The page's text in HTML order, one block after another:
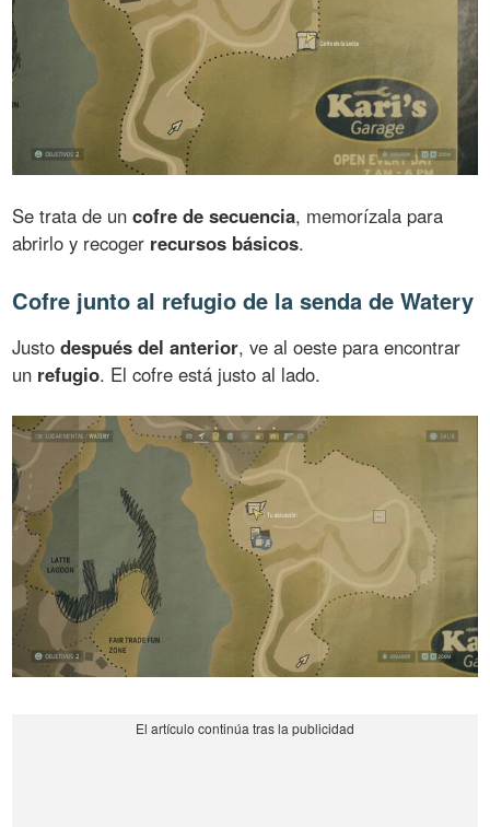
Se trata de uncofre de secuencia, memorízala para
abrirlo y recoger recursos básicos.
Cofre junto al refugio de la senda de Watery
Justodespués del anterior, ve al oeste para encontrar
un refugio. El cofre está justo al lado.